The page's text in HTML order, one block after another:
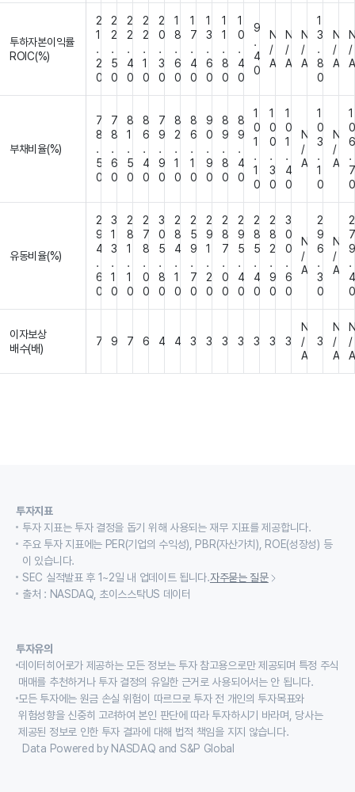
투하자본이익률
ROIC(%)
2
1
.
2
0
2
2
.
5
0
2
2
.
4
0
2
2
.
1
0
2
0
.
3
0
1
8
.
6
0
1
7
.
4
0
1
3
.
6
0
1
1
.
8
0
1
0
.
4
0
9
.
4
0
N
/
A
N
/
A
N
/
A
1
3
.
8
0
N
/
A
/
A
부채비율(%)
7
8
.
5
0
7
8
.
6
0
8
1
.
5
0
8
6
.
4
0
7
9
.
9
0
8
2
.
1
0
8
6
.
1
0
9
0
.
9
0
8
9
.
8
0
8
9
.
4
0
1
0
1
.
1
0
1
0
0
.
3
0
1
0
1
.
4
0
N
/
A
1
0
3
.
1
0
N
/
A
1
0
6
.
7
0
유동비율(%)
2
9
4
.
6
0
3
1
3
.
1
0
2
8
1
.
1
0
2
7
8
.
0
0
3
0
5
.
8
0
2
8
4
.
1
0
2
5
9
.
7
0
2
9
1
.
2
0
2
8
7
.
0
0
2
9
5
.
4
0
2
8
5
.
4
0
2
8
2
.
9
0
3
0
0
.
6
0
N
/
A
2
9
6
.
3
0
N
/
A
2
7
9
.
4
0
이자보상
배수(배)
7 9 7 6 4 4 3 3 3 3 3 3 3
N
/
A
3
N
/
A
/
A
투자지표
투자 지표는 투자 결정을 돕기 위해 사용되는 재무 지표를 제공합니다.
주요 투자 지표에는 PER(기업의 수익성), PBR(자산가치), ROE(성장성) 등
이 있습니다.
SEC 실적발표 후 1~2일 내 업데이트 됩니다.자주묻는 질문
출처 : NASDAQ, 초이스스탁US 데이터
투자유의
데이터히어로가 제공하는 모든 정보는 투자 참고용으로만 제공되며 특정 주식
매매를 추천하거나 투자 결정의 유일한 근거로 사용되어서는 안 됩니다.
모든 투자에는 원금 손실 위험이 따르므로 투자 전 개인의 투자목표와
위험성향을 신중히 고려하여 본인 판단에 따라 투자하시기 바라며, 당사는
제공된 정보로 인한 투자 결과에 대해 법적 책임을 지지 않습니다.
Data Powered by NASDAQ and S&P Global